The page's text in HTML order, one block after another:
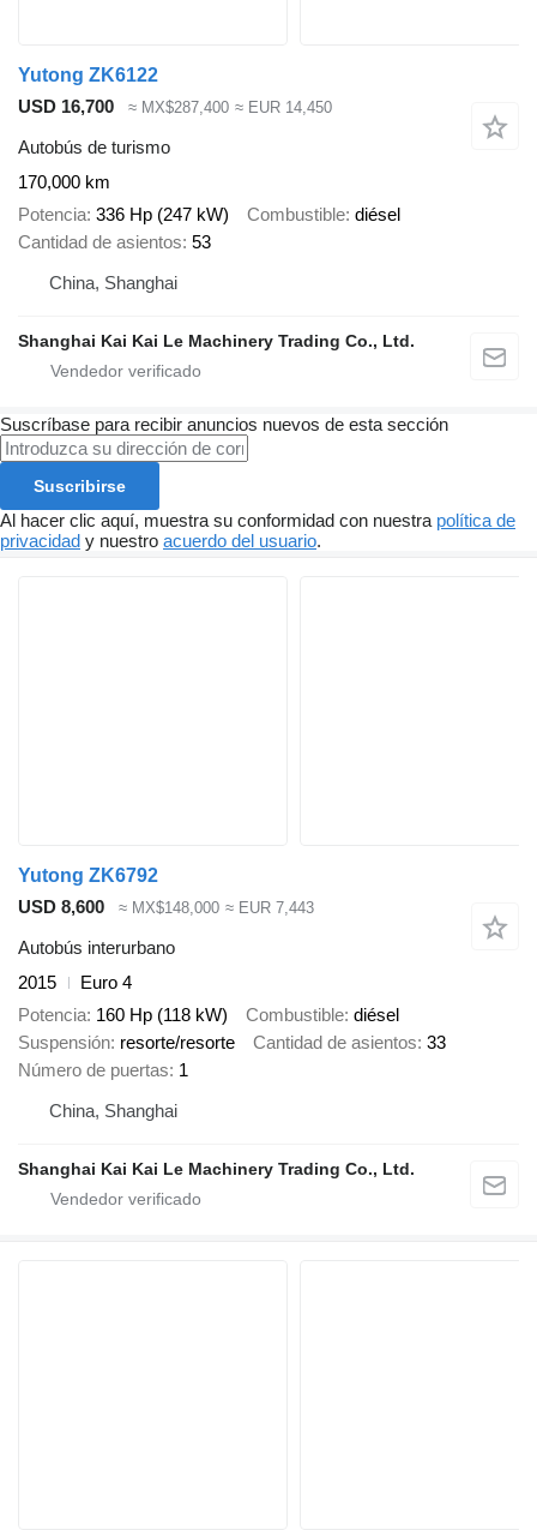
Yutong ZK6122
USD 16,700
≈ MX$287,400 ≈ EUR 14,450
Autobús de turismo
170,000 km
Potencia 336 Hp (247 kW) Combustible diésel
Cantidad de asientos 53
China, Shanghai
Shanghai Kai Kai Le Machinery Trading Co., Ltd.
Suscríbase para recibir anuncios nuevos de esta sección
Suscribirse
Al hacer clic aquí, muestra su conformidad con nuestra política de
privacidad y nuestro acuerdo del usuario.
Yutong ZK6792
USD 8,600
≈ MX$148,000 ≈ EUR 7,443
Autobús interurbano
2015
Euro 4
Potencia 160 Hp (118 kW) Combustible diésel
Suspensión resorte/resorte Cantidad de asientos 33
Número de puertas 1
China, Shanghai
Shanghai Kai Kai Le Machinery Trading Co., Ltd.